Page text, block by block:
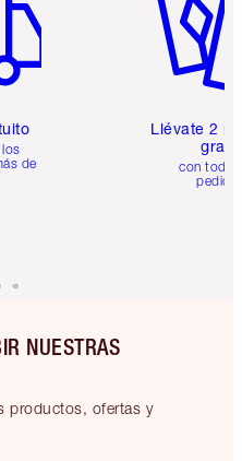
de
Llévate 2
gratis
con
NUESTRAS
productos, ofertas y